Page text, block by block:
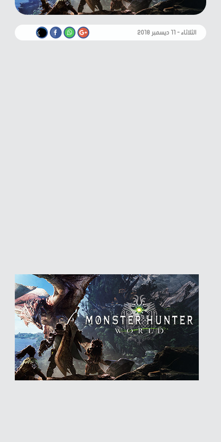
الثلاثاء - ١١ ديسمبر ٢٠١٨